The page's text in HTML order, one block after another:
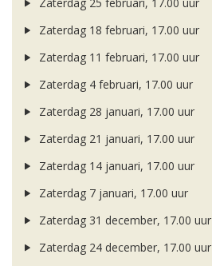
Zaterdag 25 februari, 17.00 uur
Zaterdag 18 februari, 17.00 uur
Zaterdag 11 februari, 17.00 uur
Zaterdag 4 februari, 17.00 uur
Zaterdag 28 januari, 17.00 uur
Zaterdag 21 januari, 17.00 uur
Zaterdag 14 januari, 17.00 uur
Zaterdag 7 januari, 17.00 uur
Zaterdag 31 december, 17.00 uur
Zaterdag 24 december, 17.00 uur